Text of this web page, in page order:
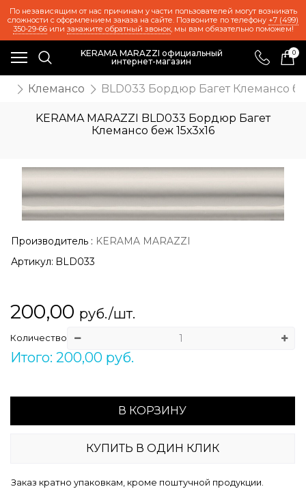
По независящим от нас причинам у части пользователей могут возникать
сложности с оформлением заказа на сайте. Позвоните по телефону +7 (499)
350-29-66или закажите обратный звонок, мы вам обязательно поможем!
KERAMA MARAZZI официальный
интернет-магазин
0
Клемансо BLD033 Бордюр Багет Клемансо
KERAMA MARAZZI BLD033 Бордюр Багет
Клемансо беж 15х3х16
Производитель : KERAMA MARAZZI
Артикул: BLD033
200,00 руб./шт.
Количество
Итого: 200,00 руб.
В КОРЗИНУ
КУПИТЬ В ОДИН КЛИК
Заказ кратно упаковкам, кроме поштучной продукции.